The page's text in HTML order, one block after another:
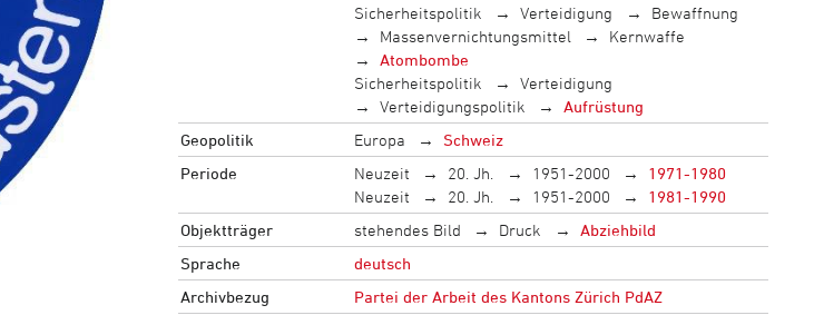
Sicherheitspolitik
Verteidigung
Bewaffnung
Massenvernichtungsmittel
Kernwaffe
Atombombe
Sicherheitspolitik
Verteidigung
Verteidigungspolitik
Aufrüstung
Geopolitik
Europa
Schweiz
Periode
Neuzeit 20. Jh. 1951-2000
1971-1980
Neuzeit
20. Jh. 1951-2000
1981-1990
Objektträger
stehendes Bild Druck
Abziehbild
Sprache
deutsch
Archivbezug
Partei der Arbeit des Kantons Zürich PdAZ